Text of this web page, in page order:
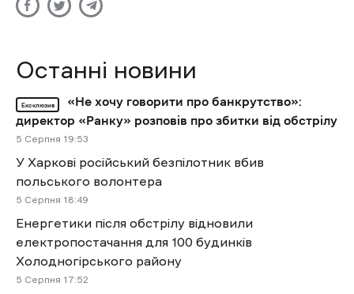
Останні новини
Ексклюзив
«Не хочу говорити про банкрутство»:
директор «Ранку» розповів про збитки від обстрілу
5 Cерпня 19:53
У Харкові російський безпілотник вбив
польського волонтера
5 Cерпня 18:49
Енергетики після обстрілу відновили
електропостачання для 100 будинків
Холодногірського району
5 Cерпня 17:52